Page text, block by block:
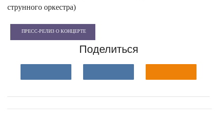
струнного оркестра)
ПРЕСС-РЕЛИЗ О КОНЦЕРТЕ
Поделиться